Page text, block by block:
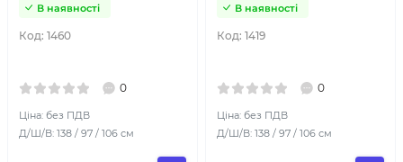
Код: 1460
В наявності
0
Ціна: без ПДВ
Д/Ш/В: 138 / 97 / 106 см
Код: 1419
В наявності
0
Ціна: без ПДВ
Д/Ш/В: 138 / 97 / 106 см